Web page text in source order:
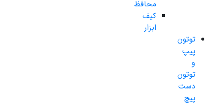
محافظ
کیف
ابزار
توتون
پیپ
و
توتون
دست
پیچ